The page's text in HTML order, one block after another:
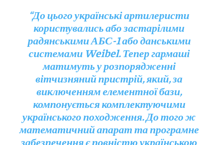
“До цього українські артилеристи
користувались або застарілими
радянськими АБС-1 або данськими
системами Weibel. Тепер гармаші
матимуть у розпорядженні
вітчизняний пристрій, який, за
виключенням елементної бази,
компонується комплектуючими
українського походження. До того ж
математичний апарат та програмне
забезпечення є повністю українською